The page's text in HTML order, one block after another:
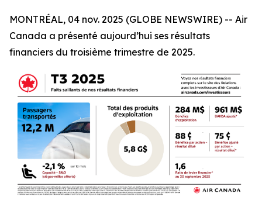
MONTRÉAL, 04 nov. 2025 (GLOBE NEWSWIRE) -- Air
Canada a présenté aujourd’hui ses résultats
financiers du troisième trimestre de 2025.